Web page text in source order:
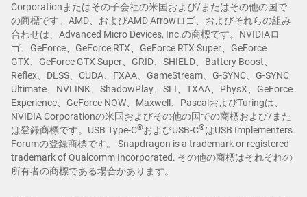
Corporationまたはその子会社の米国および/またはその他の国で
の商標です。AMD、およびAMD Arrowロゴ、およびそれらの組み
合わせは、Advanced Micro Devices, Inc.の商標です。NVIDIAロ
ゴ、GeForce、GeForce RTX、GeForce RTX Super、GeForce
GTX、GeForce GTX Super、GRID、SHIELD、Battery Boost、
Reflex、DLSS、CUDA、FXAA、GameStream、G-SYNC、G-SYNC
Ultimate、NVLINK、ShadowPlay、SLI、TXAA、PhysX、GeForce
Experience、GeForce NOW、Maxwell、PascalおよびTuringは、
NVIDIA Corporationの米国およびその他の国での商標および/また
は登録商標です。USB Type-C®およびUSB-C®はUSB Implementers
Forumの登録商標です。 Snapdragon is a trademark or registered
trademark of Qualcomm Incorporated. その他の商標はそれぞれの
所有者の商標である場合があります。